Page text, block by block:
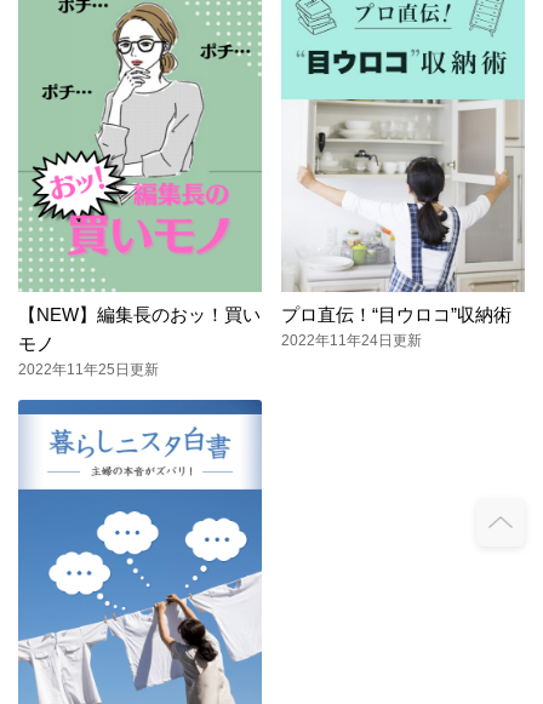
【NEW】編集長のおッ！買い
モノ
2022年11年25日更新
プロ直伝！“目ウロコ”収納術
2022年11年24日更新